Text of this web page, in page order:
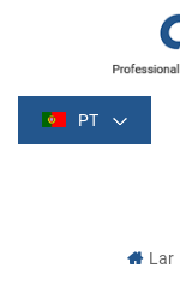
PT
Lar